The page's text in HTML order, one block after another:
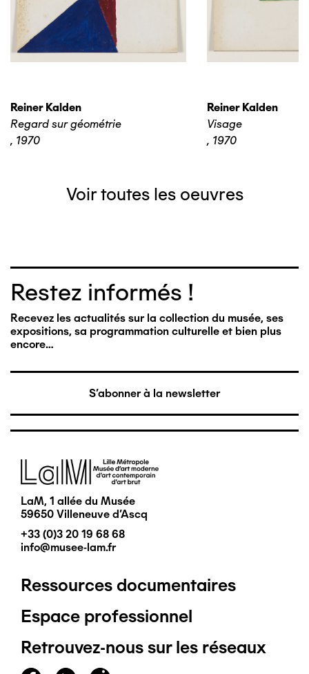
Reiner Kalden
Regard sur géométrie
, 1970
Reiner Kalden
Visage
, 1970
Voir toutes les oeuvres
Restez informés !
Recevez les actualités sur la collection du musée, ses
expositions, sa programmation culturelle et bien plus
encore…
S'abonner à la newsletter
Image
LaM, 1 allée du Musée
59650 Villeneuve d'Ascq
+33 (0)3 20 19 68 68
info@musee-lam.fr
Pied
de
page
Ressources documentaires
Espace professionnel
Retrouvez-nous sur les réseaux